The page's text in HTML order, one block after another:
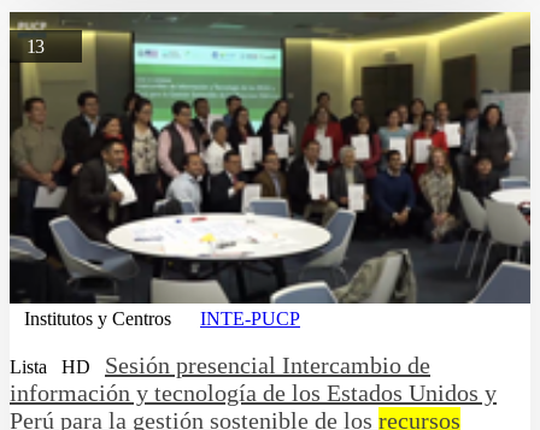
13
Institutos y Centros INTE-PUCP
Lista HD
Sesión presencial Intercambio de
información y tecnología de los Estados Unidos y
Perú para la gestión sostenible de los recursos